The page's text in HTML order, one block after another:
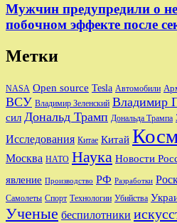
Мужчин предупредили о
побочном эффекте после
Метки
NASA Open source Tesla Автомобили
ВСУ Владимир Зеленский Владимир
сил Дональд Трамп Дональда Трампа
Исследования Китае Китай
Москва НАТО Наука Новости
явление Производство РФ Разработки
Самолеты Спорт Технологии Убийства
Ученые беспилотники